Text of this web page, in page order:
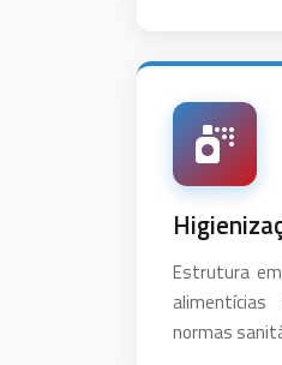
Estrutura
normas